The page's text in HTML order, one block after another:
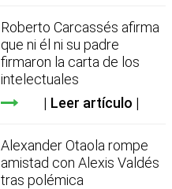
Roberto Carcassés afirma
que ni él ni su padre
firmaron la carta de los
intelectuales
Leer artículo
Alexander Otaola rompe
amistad con Alexis Valdés
tras polémica